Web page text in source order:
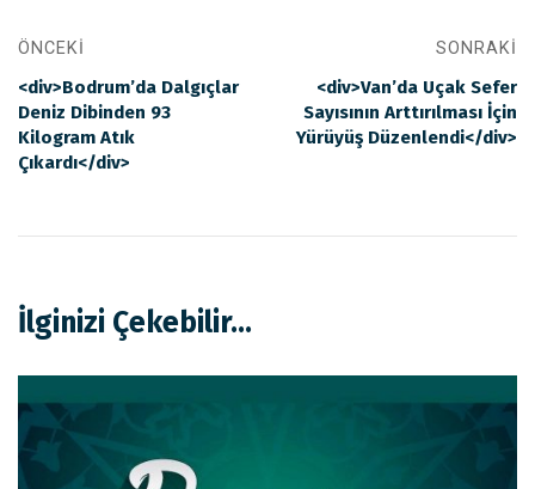
ÖNCEKI
<div>Bodrum’da Dalgıçlar
Deniz Dibinden 93
Kilogram Atık
Çıkardı</div>
SONRAKI
<div>Van’da Uçak Sefer
Sayısının Arttırılması İçin
Yürüyüş Düzenlendi</div>
İlginizi Çekebilir...